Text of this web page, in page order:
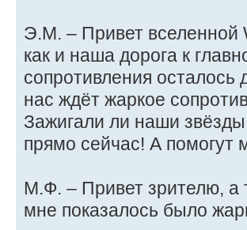
Э.М. – Привет вселенной
как и наша дорога к
сопротивления осталось
нас ждёт жаркое
Зажигали ли наши
прямо сейчас! А помогут
М.Ф. – Привет зрителю, а
мне показалось было